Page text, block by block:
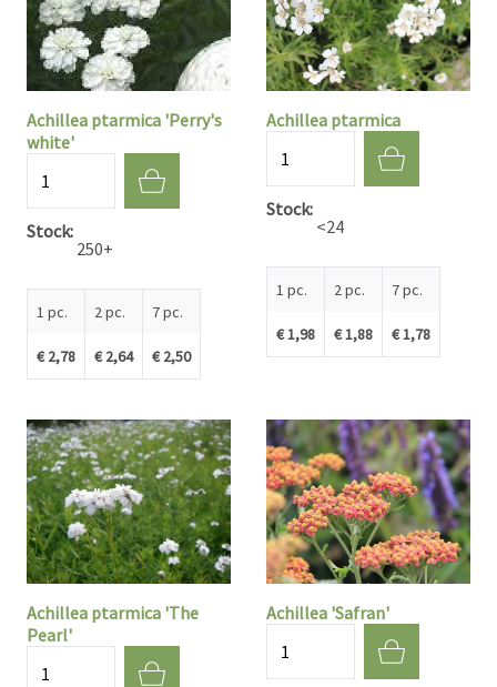
Achillea ptarmica 'Perry's
white'
Stock
250+
1 pc.
€ 2,78
2 pc.
€ 2,64
7 pc.
€ 2,50
Achillea ptarmica
Stock
<24
1 pc.
€ 1,98
2 pc.
€ 1,88
7 pc.
€ 1,78
Achillea ptarmica 'The
Pearl'
Achillea 'Safran'